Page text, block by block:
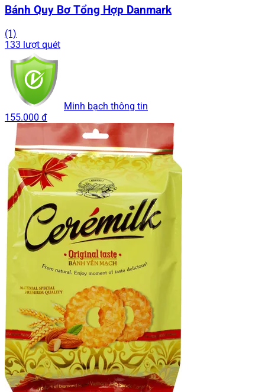
Bánh Quy Bơ Tổng Hợp Danmark
(1)
133 lượt quét
Minh bạch thông tin
155.000 đ